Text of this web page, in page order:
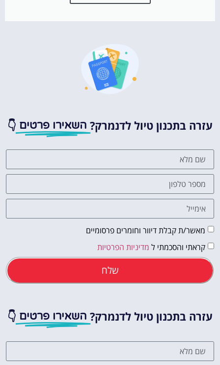
עזרה בתכנון טיול לדנמרק? השאירו פרטים 👇
מאשר/ת קבלת דיוור וחומרים פרסומיים
קראתי והסכמתי ל מדיניות הפרטיות
שלח
עזרה בתכנון טיול לדנמרק? השאירו פרטים 👇